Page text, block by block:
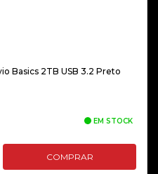
Basics 2TB USB 3.2 Preto
EM STOCK
COMPRAR